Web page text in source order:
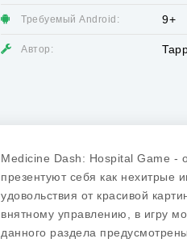
Требуемый Android: 9+
Автор:
Medicine Dash: Hospital Game -
презентуют себя как
удовольствия от красивой
внятному управлению, в игру
данного раздела